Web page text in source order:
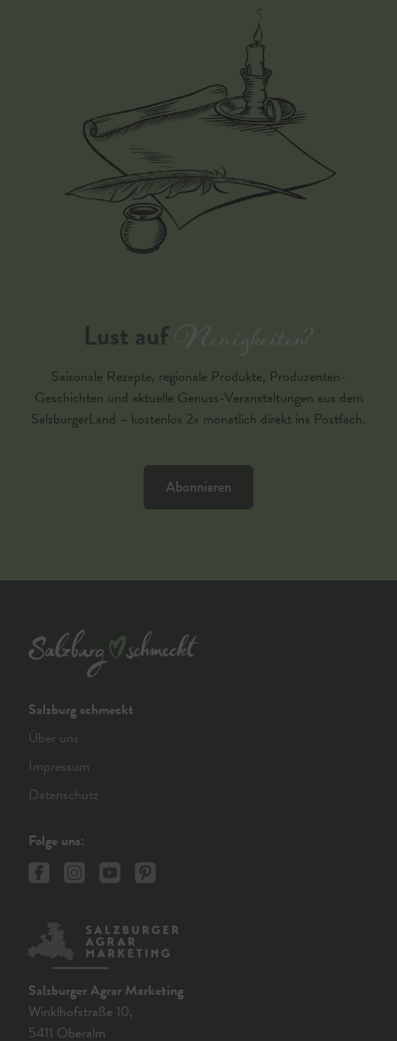
Lust aufNeuigkeiten?
Saisonale Rezepte, regionale Produkte, Produzenten-
Geschichten und aktuelle Genuss-Veranstaltungen aus dem
SalzburgerLand – kostenlos 2x monatlich direkt ins Postfach.
Abonnieren
Salzburg schmeckt
Über uns
Impressum
Datenschutz
Folge uns:
Salzburger Agrar Marketing
Winklhofstraße 10,
5411 Oberalm